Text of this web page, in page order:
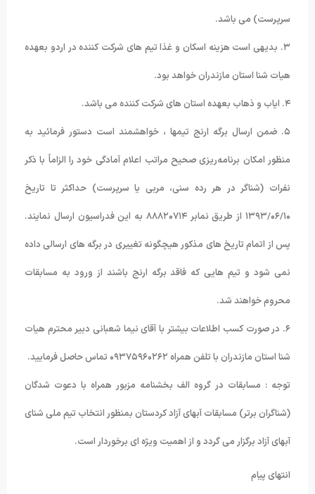
سرپرست) می باشد.
۳. بدیهی است هزینه اسکان و غذا تیم های شرکت کننده در اردو بعهده
هیات شنا استان مازندران خواهد بود.
۴. ایاب و ذهاب بعهده استان های شرکت کننده می باشد.
۵. ضمن ارسال برگه ارنج تیمها ، خواهشمند است دستور فرمائید به
منظور امکان برنامه‌ریزی صحیح مراتب اعلام آمادگی خود را الزاماً با ذکر
نفرات (شناگر در هر رده‌ سنی، مربی یا سرپرست) حداکثر تا تاریخ
۱۳۹۳/۰۶/۱۰ از طریق نمابر ۸۸۸۲۰۷۱۴ به این فدراسیون ارسال نمایند.
پس از اتمام تاریخ های مذکور هیچگونه تغییری در برگه های ارسالی داده
نمی شود و تیم هایی که فاقد برگه ارنج باشند از ورود به مسابقات
محروم خواهند شد.
۶. در صورت کسب اطلاعات بیشتر با آقای نیما شعبانی دبیر محترم هیات
شنا استان مازندران با تلفن همراه ۰۹۳۷۵۹۶۰۲۶۲ تماس حاصل فرمایید.
توجه : مسابقات در گروه الف بخشنامه مزبور همراه با دعوت شدگان
(شناگران برتر) مسابقات آبهای آزاد کردستان بمنظور انتخاب تیم ملی شنای
آبهای آزاد برگزار می گردد و از اهمیت ویژه ای برخوردار است.
انتهای پیام